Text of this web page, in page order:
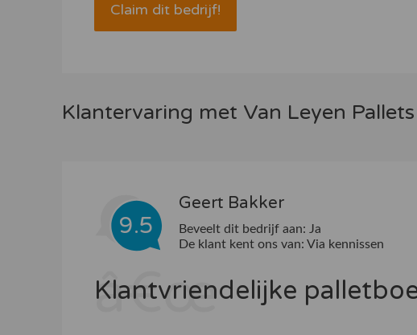
Claim dit bedrijf!
Klantervaring met Van Leyen
9.5
Geert Bakker
Beveelt dit bedrijf aan: Ja
De klant kent ons van: Via kennissen
Klantvriendelijke